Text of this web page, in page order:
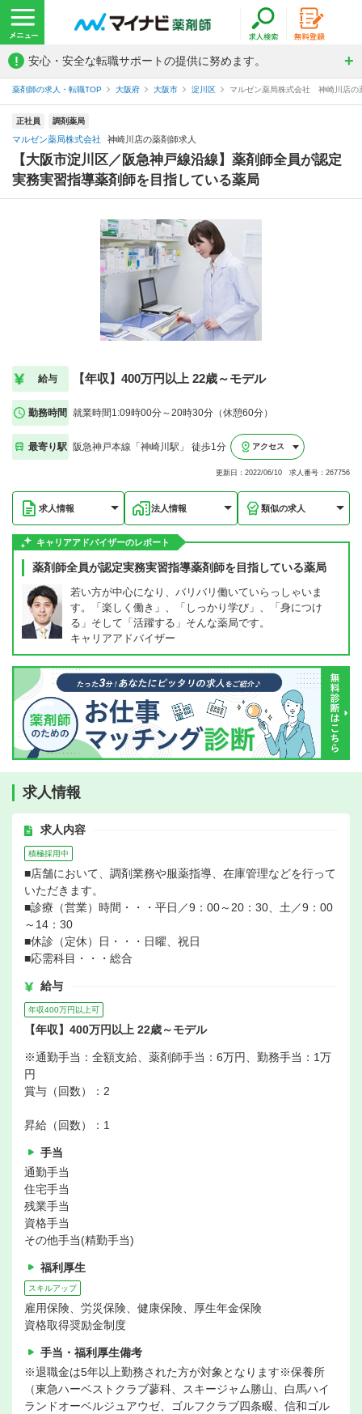
! 安心・安全な転職サポートの提供に努めます。
薬剤師の求人・転職TOP 大阪府 大阪市 淀川区 マルゼン薬局株式会社 神崎川店の
正社員 調剤薬局
マルゼン薬局株式会社 神崎川店の薬剤師求人
【大阪市淀川区／阪急神戸線沿線】薬剤師全員が認定
実務実習指導薬剤師を目指している薬局
給与 【年収】400万円以上 22歳～モデル
勤務時間 就業時間1:09時00分～20時30分（休憩60分）
最寄り駅 阪急神戸本線「神崎川駅」 徒歩1分 アクセス
更新日：2022/06/10 求人番号：267756
求人情報 法人情報 類似の求人
キャリアアドバイザーのレポート
薬剤師全員が認定実務実習指導薬剤師を目指している薬局
若い方が中心になり、バリバリ働いていらっしゃいま
す。「楽しく働き」、「しっかり学び」、「身につけ
る」そして「活躍する」そんな薬局です。
キャリアアドバイザー
求人情報
求人内容
積極採用中
■店舗において、調剤業務や服薬指導、在庫管理などを行って
いただきます。
■診療（営業）時間・・・平日／9：00～20：30、土／9：00
～14：30
■休診（定休）日・・・日曜、祝日
■応需科目・・・総合
給与
年収400万円以上可
【年収】400万円以上 22歳～モデル
※通勤手当：全額支給、薬剤師手当：6万円、勤務手当：1万
円
賞与（回数）：2
昇給（回数）：1
手当
通勤手当
住宅手当
残業手当
資格手当
その他手当(精勤手当)
福利厚生
スキルアップ
雇用保険、労災保険、健康保険、厚生年金保険
資格取得奨励金制度
手当・福利厚生備考
※退職金は5年以上勤務された方が対象となります※保養所
（東急ハーベストクラブ蓼科、スキージャム勝山、白馬ハイ
ランドオーベルジュアウゼ、ゴルフクラブ四条畷、信和ゴル